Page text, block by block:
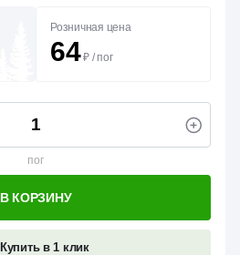
Розничная цена
64₽ / пог
пог
Купить в 1 клик
В КОРЗИНУ